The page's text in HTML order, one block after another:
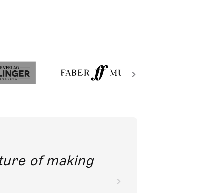
of making